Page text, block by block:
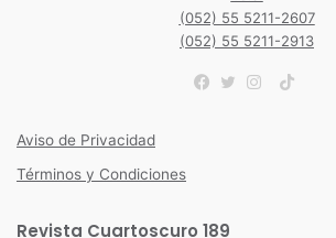
(052) 55 5211-2607
(052) 55 5211-2913
TikTok
Aviso de Privacidad
Términos y Condiciones
Revista Cuartoscuro 189